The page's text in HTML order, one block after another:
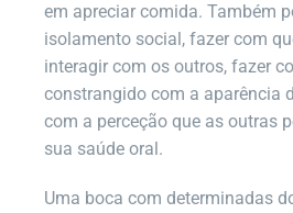
em apreciar comida. Também
isolamento social, fazer com
interagir com os outros, fazer
constrangido com a aparência
com a perceção que as outras
sua saúde oral.
Uma boca com determinadas